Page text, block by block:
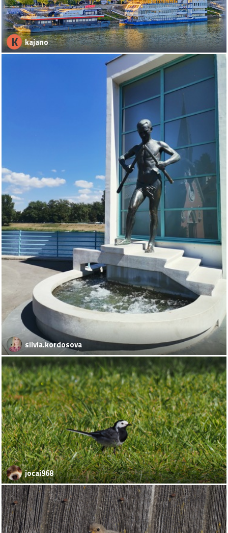
K kajano
silvia.kordosova
jocai968